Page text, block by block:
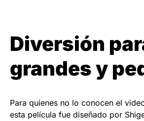
Diversión
grandes y
Para quienes no lo conocen el
esta película fue diseñado por